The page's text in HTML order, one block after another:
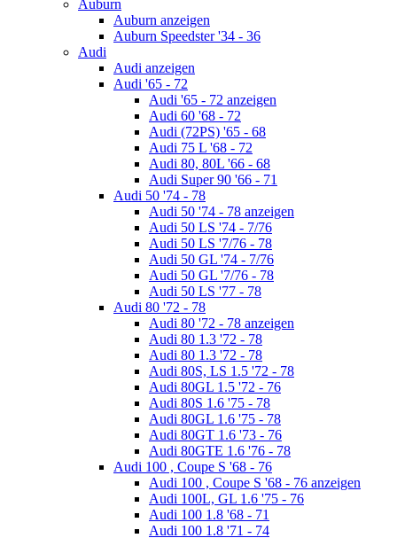
Auburn
Auburn anzeigen
Auburn Speedster '34 - 36
Audi
Audi anzeigen
Audi '65 - 72
Audi '65 - 72 anzeigen
Audi 60 '68 - 72
Audi (72PS) '65 - 68
Audi 75 L '68 - 72
Audi 80, 80L '66 - 68
Audi Super 90 '66 - 71
Audi 50 '74 - 78
Audi 50 '74 - 78 anzeigen
Audi 50 LS '74 - 7/76
Audi 50 LS '7/76 - 78
Audi 50 GL '74 - 7/76
Audi 50 GL '7/76 - 78
Audi 50 LS '77 - 78
Audi 80 '72 - 78
Audi 80 '72 - 78 anzeigen
Audi 80 1.3 '72 - 78
Audi 80 1.3 '72 - 78
Audi 80S, LS 1.5 '72 - 78
Audi 80GL 1.5 '72 - 76
Audi 80S 1.6 '75 - 78
Audi 80GL 1.6 '75 - 78
Audi 80GT 1.6 '73 - 76
Audi 80GTE 1.6 '76 - 78
Audi 100 , Coupe S '68 - 76
Audi 100 , Coupe S '68 - 76 anzeigen
Audi 100L, GL 1.6 '75 - 76
Audi 100 1.8 '68 - 71
Audi 100 1.8 '71 - 74